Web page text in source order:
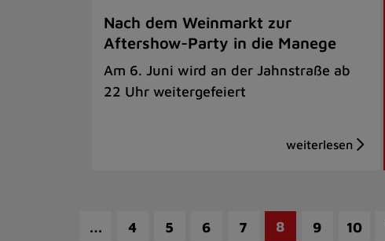
Nach dem Weinmarkt zur
Aftershow-Party in die Manege
Am 6. Juni wird an der Jahnstraße ab
22 Uhr weitergefeiert
… 4 5 6 7 8 9 10